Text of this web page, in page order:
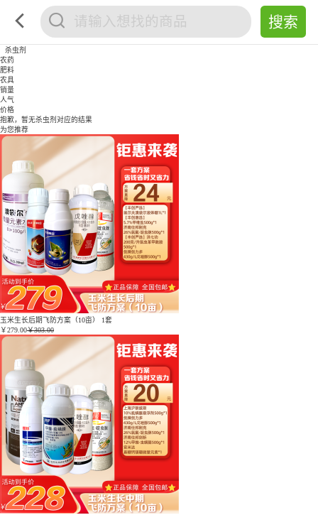
杀虫剂
农药
肥料
农具
销量
人气
价格
抱歉，暂无杀虫剂对应的结果
为您推荐
玉米生长后期飞防方案（10亩） 1套
￥279.00￥303.00